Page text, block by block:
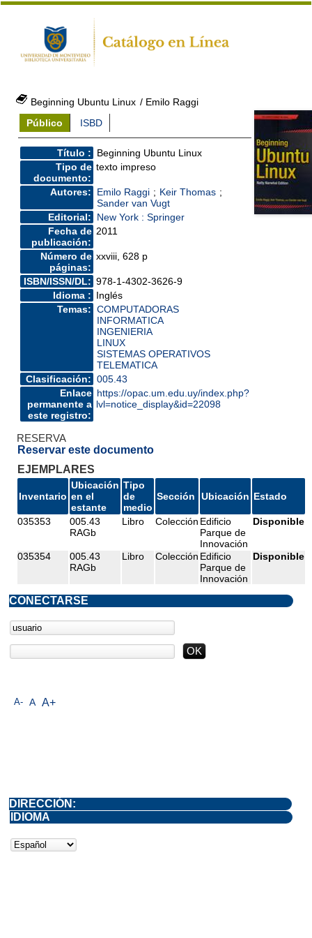
Beginning Ubuntu Linux / Emilo Raggi
Público
ISBD
Título :
Beginning Ubuntu Linux
Tipo de
documento:
texto impreso
Autores: Emilo Raggi ; Keir Thomas ;
Sander van Vugt
Editorial:
New York : Springer
Fecha de
publicación:
2011
Número de
páginas:
xxviii, 628 p
ISBN/ISSN/DL: 978-1-4302-3626-9
Idioma : Inglés
Temas: COMPUTADORAS
INFORMATICA
INGENIERIA
LINUX
SISTEMAS OPERATIVOS
TELEMATICA
Clasificación: 005.43
Enlace
permanente a
este registro:
https://opac.um.edu.uy/index.php?
lvl=notice_display&id=22098
RESERVA
Reservar este documento
EJEMPLARES
Inventario
Ubicación
en el
estante
Tipo
de
medio
Sección Ubicación Estado
035353
005.43
RAGb
Libro Colección Edificio
Parque de
Innovación
Disponible
035354
005.43
RAGb
Libro Colección Edificio
Parque de
Innovación
Disponible
A- A A+
CONECTARSE
DIRECCIÓN:
IDIOMA